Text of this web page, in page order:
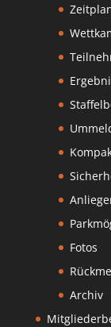
Fotos
Archiv